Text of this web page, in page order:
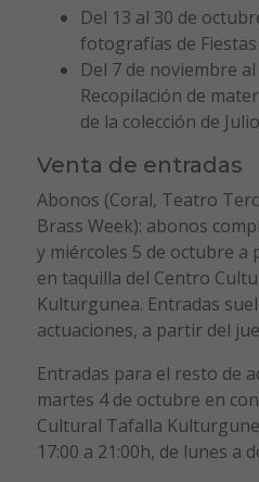
Del 13 al 30 de
fotografías de
Del 7 de noviembre
Recopilación de
de la colección de
Venta de entradas
Abonos (Coral, Teatro
Brass Week): abonos
y miércoles 5 de octubre a
en taquilla del Centro
Kulturgunea. Entradas
actuaciones, a partir del
Entradas para el resto de
martes 4 de octubre en
Cultural Tafalla
17:00 a 21:00h, de lunes a